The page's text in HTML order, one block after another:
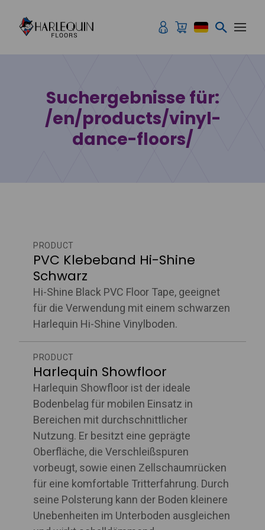
Suchergebnisse für:
/en/products/vinyl-
dance-floors/
PRODUCT
PVC Klebeband Hi-Shine
Schwarz
Hi-Shine Black PVC Floor Tape, geeignet
für die Verwendung mit einem schwarzen
Harlequin Hi-Shine Vinylboden.
PRODUCT
Harlequin Showfloor
Harlequin Showfloor ist der ideale
Bodenbelag für mobilen Einsatz in
Bereichen mit durchschnittlicher
Nutzung. Er besitzt eine geprägte
Oberfläche, die Verschleißspuren
vorbeugt, sowie einen Zellschaumrücken
für eine komfortable Tritterfahrung. Durch
seine Polsterung kann der Boden kleinere
Unebenheiten im Unterboden ausgleichen